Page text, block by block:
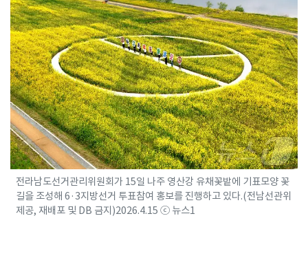
전라남도선거관리위원회가 15일 나주 영산강 유채꽃밭에 기표모양 꽃
길을 조성해 6·3지방선거 투표참여 홍보를 진행하고 있다.(전남선관위
제공, 재배포 및 DB 금지)2026.4.15 ⓒ 뉴스1